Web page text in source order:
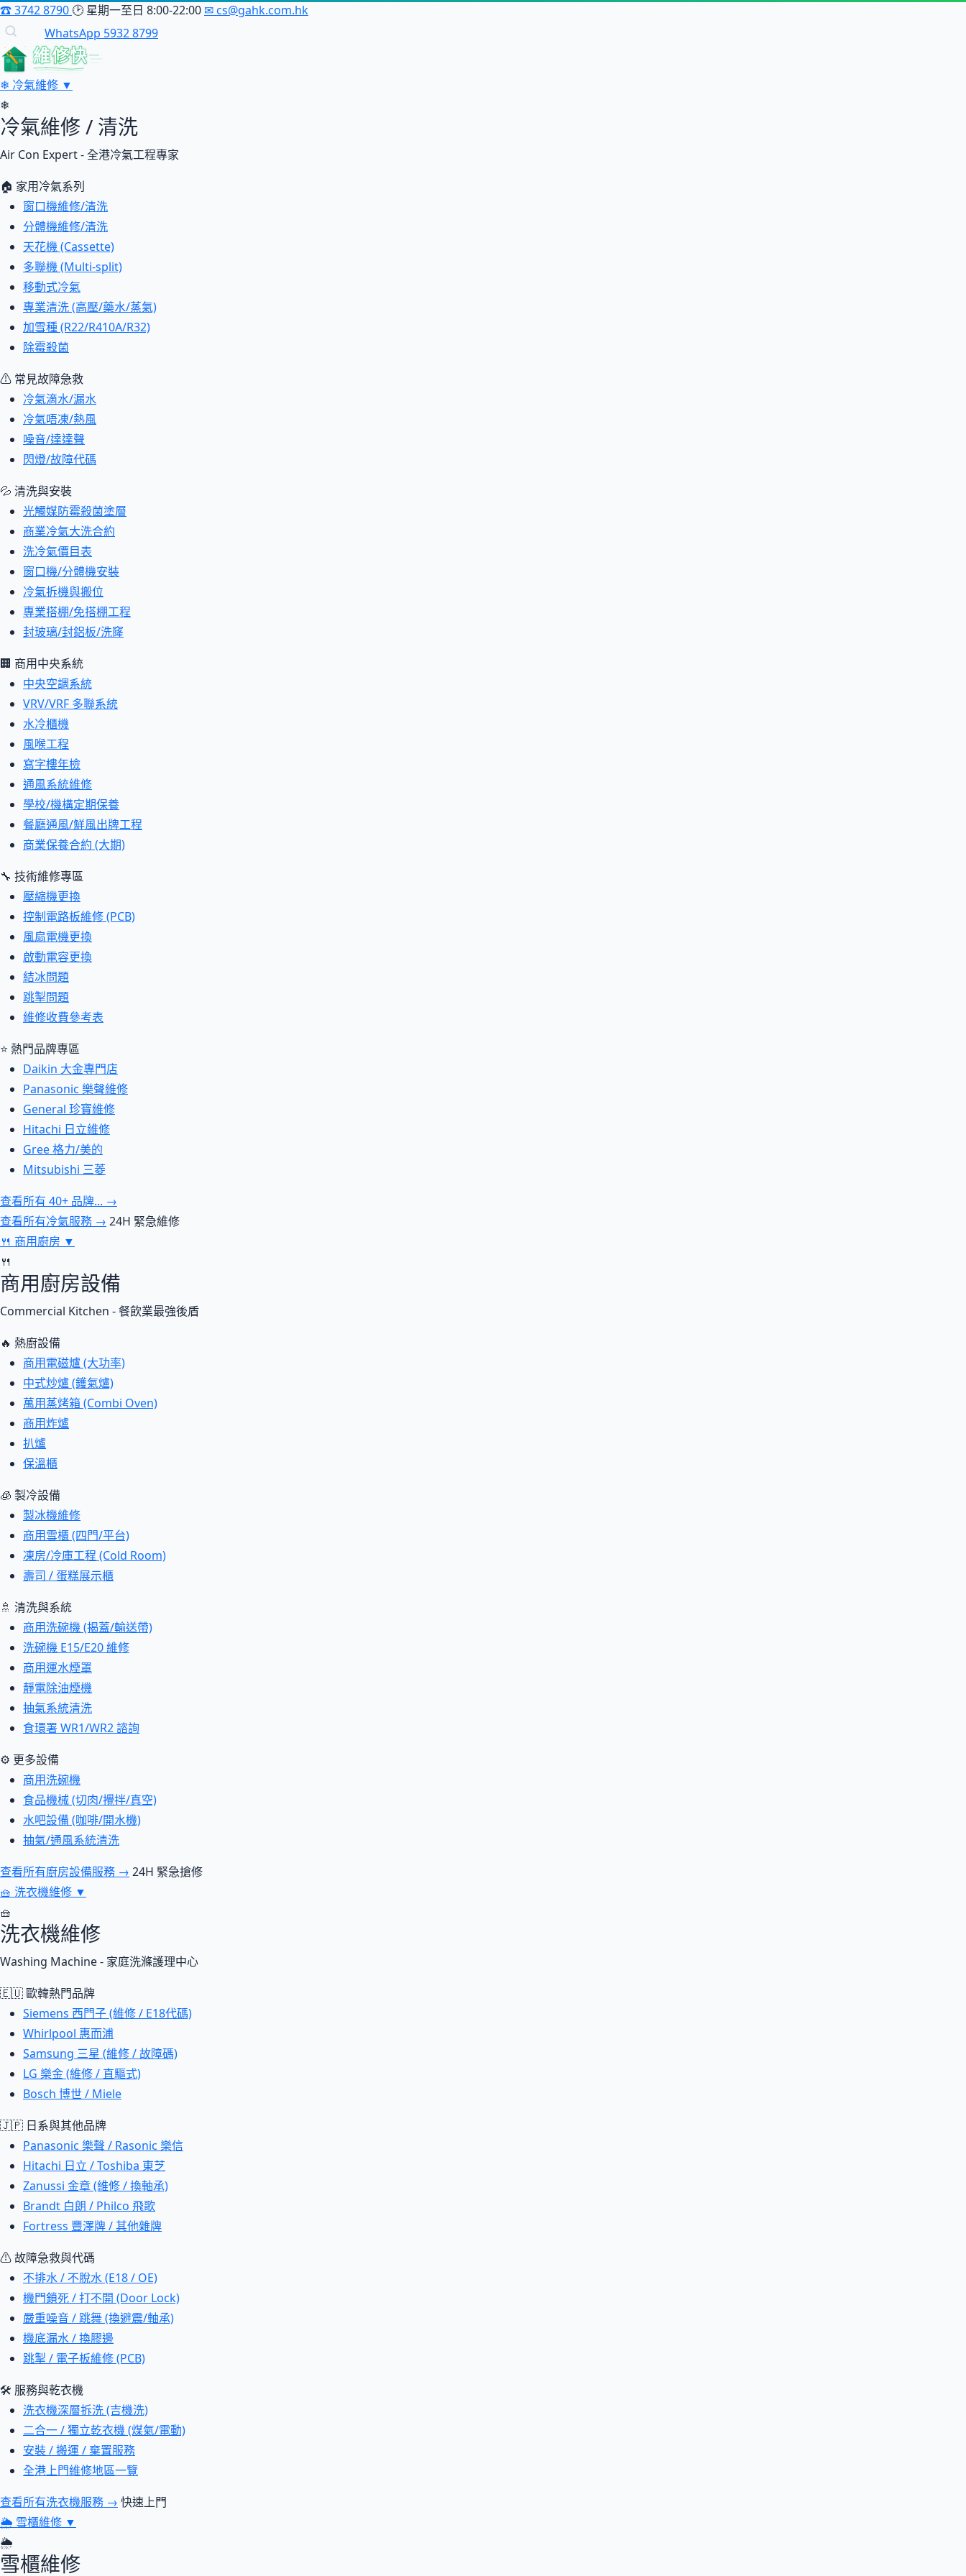
☎3742 8790 🕑 星期一至日 8:00-22:00 ✉cs@gahk.com.hk
WhatsApp 5932 8799
維修快
❄ 冷氣維修 ▼
❄
冷氣維修 / 清洗
Air Con Expert - 全港冷氣工程專家
🏠 家用冷氣系列
窗口機維修/清洗
分體機維修/清洗
天花機 (Cassette)
多聯機 (Multi-split)
移動式冷氣
專業清洗 (高壓/藥水/蒸氣)
加雪種 (R22/R410A/R32)
除霉殺菌
⚠ 常見故障急救
冷氣滴水/漏水
冷氣唔凍/熱風
噪音/達達聲
閃燈/故障代碼
💦 清洗與安裝
光觸媒防霉殺菌塗層
商業冷氣大洗合約
洗冷氣價目表
窗口機/分體機安裝
冷氣拆機與搬位
專業搭棚/免搭棚工程
封玻璃/封鋁板/洗窿
🏢 商用中央系統
中央空調系統
VRV/VRF 多聯系統
水冷櫃機
風喉工程
寫字樓年檢
通風系統維修
學校/機構定期保養
餐廳通風/鮮風出牌工程
商業保養合約 (大期)
🔧 技術維修專區
壓縮機更換
控制電路板維修 (PCB)
風扇電機更換
啟動電容更換
結冰問題
跳掣問題
維修收費參考表
⭐ 熱門品牌專區
Daikin 大金專門店
Panasonic 樂聲維修
General 珍寶維修
Hitachi 日立維修
Gree 格力/美的
Mitsubishi 三菱
查看所有 40+ 品牌... →
查看所有冷氣服務 → 24H 緊急維修
🍴 商用廚房 ▼
🍴
商用廚房設備
Commercial Kitchen - 餐飲業最強後盾
🔥 熱廚設備
商用電磁爐 (大功率)
中式炒爐 (鑊氣爐)
萬用蒸烤箱 (Combi Oven)
商用炸爐
扒爐
保溫櫃
🧊 製冷設備
製冰機維修
商用雪櫃 (四門/平台)
凍房/冷庫工程 (Cold Room)
壽司 / 蛋糕展示櫃
🚿 清洗與系統
商用洗碗機 (揭蓋/輸送帶)
洗碗機 E15/E20 維修
商用運水煙罩
靜電除油煙機
抽氣系統清洗
食環署 WR1/WR2 諮詢
⚙ 更多設備
商用洗碗機
食品機械 (切肉/攪拌/真空)
水吧設備 (咖啡/開水機)
抽氣/通風系統清洗
查看所有廚房設備服務 → 24H 緊急搶修
🧺 洗衣機維修 ▼
🧺
洗衣機維修
Washing Machine - 家庭洗滌護理中心
🇪🇺 歐韓熱門品牌
Siemens 西門子 (維修 / E18代碼)
Whirlpool 惠而浦
Samsung 三星 (維修 / 故障碼)
LG 樂金 (維修 / 直驅式)
Bosch 博世 / Miele
🇯🇵 日系與其他品牌
Panasonic 樂聲 / Rasonic 樂信
Hitachi 日立 / Toshiba 東芝
Zanussi 金章 (維修 / 換軸承)
Brandt 白朗 / Philco 飛歌
Fortress 豐澤牌 / 其他雜牌
⚠ 故障急救與代碼
不排水 / 不脫水 (E18 / OE)
機門鎖死 / 打不開 (Door Lock)
嚴重噪音 / 跳舞 (換避震/軸承)
機底漏水 / 換膠邊
跳掣 / 電子板維修 (PCB)
🛠 服務與乾衣機
洗衣機深層拆洗 (吉機洗)
二合一 / 獨立乾衣機 (煤氣/電動)
安裝 / 搬運 / 棄置服務
全港上門維修地區一覽
查看所有洗衣機服務 → 快速上門
🌦 雪櫃維修 ▼
🌦
雪櫃維修